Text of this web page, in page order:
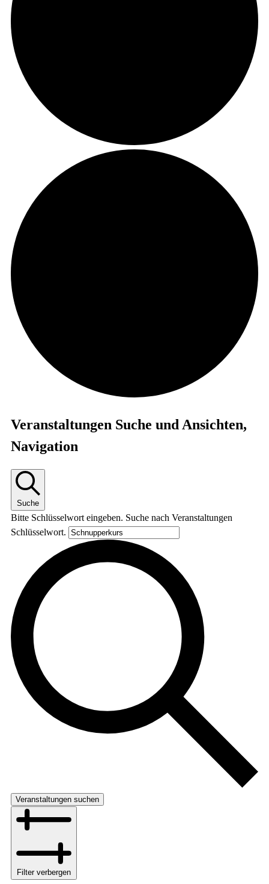
Veranstaltungen
Veranstaltungen Suche und Ansichten,
Navigation
Suche
Bitte Schlüsselwort eingeben. Suche nach Veranstaltungen
Schlüsselwort.
Veranstaltungen suchen
Filter verbergen